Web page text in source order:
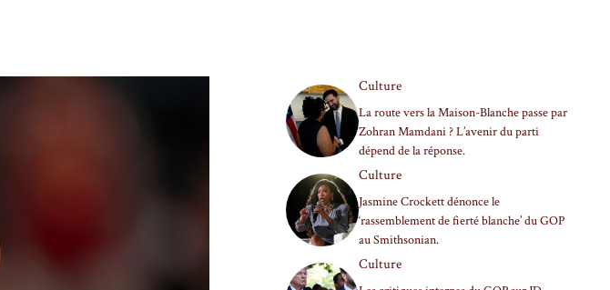
Culture
La route vers la Maison-Blanche passe par
Zohran Mamdani ? L’avenir du parti
dépend de la réponse.
Culture
Jasmine Crockett dénonce le
‘rassemblement de fierté blanche’ du GOP
au Smithsonian.
Culture